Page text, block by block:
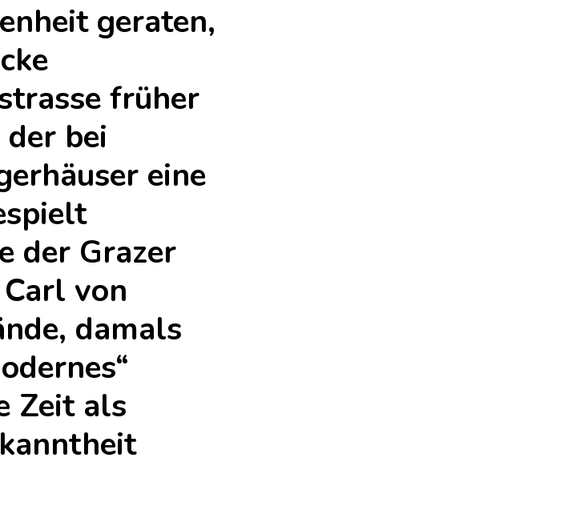
geraten,
früher
bei
eine
der Grazer
von
damals
Zeit als